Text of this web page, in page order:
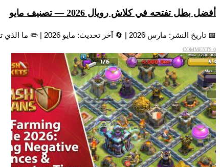
أفضل بطل تفتحه في كلاش رويال 2026 — تصنيف مايو
📅 تاريخ النشر: مارس 2026 | 🔄 آخر تحديث: مايو 2026 | ✏️ ما الذي تغيّر: انتهى Album Event (الموسم 81) — Magic Archer...
0 COMMENTS